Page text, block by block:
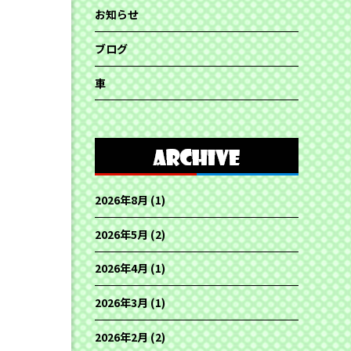
お知らせ
ブログ
車
2026年8月(1)
2026年5月(2)
2026年4月(1)
2026年3月(1)
2026年2月(2)